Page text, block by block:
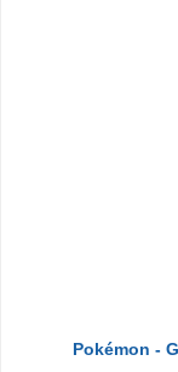
Pokémon -